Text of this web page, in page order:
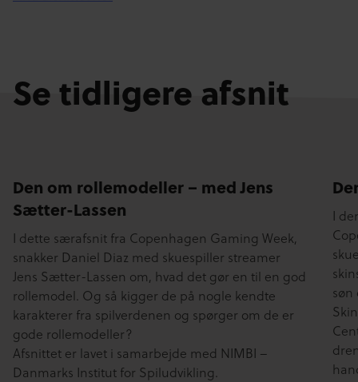
Se tidligere afsnit
Den om rollemodeller – med Jens
Sætter-Lassen
I dette særafsnit fra Copenhagen Gaming Week,
snakker Daniel Diaz med skuespiller streamer
Jens Sætter-Lassen om, hvad det gør en til en god
rollemodel. Og så kigger de på nogle kendte
karakterer fra spilverdenen og spørger om de er
gode rollemodeller?
Afsnittet er lavet i samarbejde med NIMBI –
Danmarks Institut for Spiludvikling.
SE
I
søn